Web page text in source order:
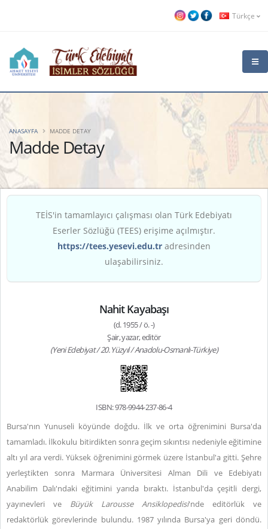
Türkçe
Madde Detay
ANASAYFA MADDE DETAY
TEİS'in tamamlayıcı çalışması olan Türk Edebiyatı
Eserler Sözlüğü (TEES) erişime açılmıştır.
https://tees.yesevi.edu.tr adresinden
ulaşabilirsiniz.
Nahit Kayabaşı
(d. 1955 / ö. -)
Şair, yazar, editör
(Yeni Edebiyat / 20. Yüzyıl / Anadolu-Osmanlı-Türkiye)
ISBN: 978-9944-237-86-4
Bursa'nın Yunuseli köyünde doğdu. İlk ve orta öğrenimini Bursa'da
tamamladı. İlkokulu bitirdikten sonra geçim sıkıntısı nedeniyle eğitimine
altı yıl ara verdi. Yüksek öğrenimini görmek üzere İstanbul'a gitti. Şehre
yerleştikten sonra Marmara Üniversitesi Alman Dili ve Edebiyatı
Anabilim Dalı'ndaki eğitimini yarıda bıraktı. İstanbul'da çeşitli dergi,
yayınevleri ve Büyük Larousse Ansiklopedisi'nde editörlük ve
redaktörlük görevlerinde bulundu. 1987 yılında Bursa'ya geri döndü.